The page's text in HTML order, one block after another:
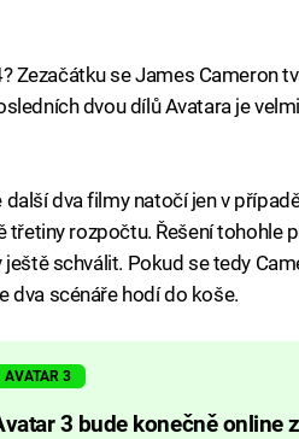
Zezačátku se James Cameron
dvou dílů Avatara je
dva filmy natočí jen v
třetiny rozpočtu. Řešení tohohle
schválit. Pokud se tedy
dva scénáře hodí do koše.
AVATAR 3
3 bude konečně online